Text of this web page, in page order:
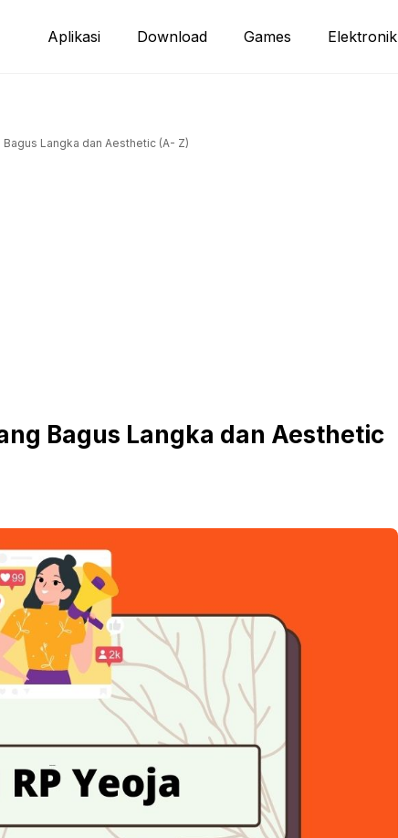
Aplikasi Download Games Elektronik
Bagus Langka dan Aesthetic (A- Z)
Bagus Langka dan Aesthetic